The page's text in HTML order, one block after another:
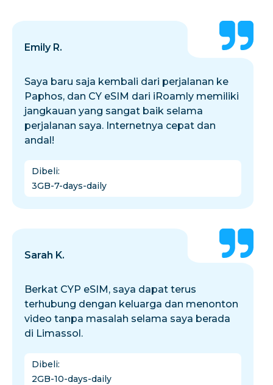
Emily R.
Saya baru saja kembali dari perjalanan ke
Paphos, dan CY eSIM dari iRoamly memiliki
jangkauan yang sangat baik selama
perjalanan saya. Internetnya cepat dan
andal!
Dibeli:
3GB-7-days-daily
Sarah K.
Berkat CYP eSIM, saya dapat terus
terhubung dengan keluarga dan menonton
video tanpa masalah selama saya berada
di Limassol.
Dibeli:
2GB-10-days-daily